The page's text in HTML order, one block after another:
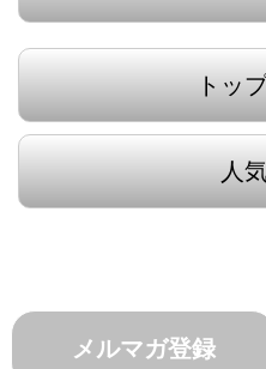
トッ
人
メルマガ登録